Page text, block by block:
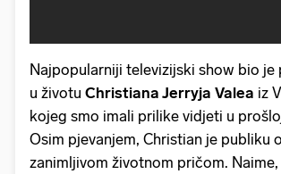
Najpopularniji televizijski show bio je
u životu Christiana Jerryja Valea iz
kojeg smo imali prilike vidjeti u
Osim pjevanjem, Christian je publiku
zanimljivom životnom pričom.